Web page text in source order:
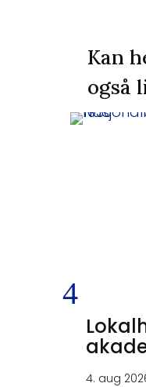
Kan
også
4. aug